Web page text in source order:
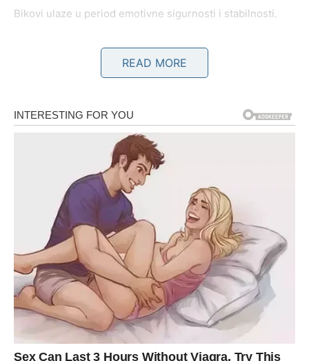
Bikovi ulaze u period emotivne sigurnosti i stabilnosti.
Jedna osoba sada pokazuje koliko joj značite i koliko želi
ozbiljnu budućnost sa vama.
Pred vama su veoma nježni i posebni trenuci.
BLIZANCI
Zvijezde vam donose neočekivane vijesti i veoma
zanimljive susrete.
Moguće je poznanstvo koje vam potpuno mijenja životni
pravac.
Ništa više neće biti isto
Pred vama su veoma uzbudljivi trenuci.
READ MORE